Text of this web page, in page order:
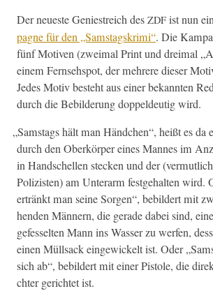
Der neueste Geniestre­ich des ZDF ist nun
pagne für den „Sam­stagskri­mi“. Die
fünf Motiv­en (zweimal Print und dreimal
einem Fernsehspot, der mehrere dieser
Jedes Motiv beste­ht aus ein­er bekan­nten
durch die Bebilderung dop­peldeutig wird.
„Sam­stags hält man Händ­chen“, heißt es da
durch den Oberkör­p­er eines Mannes im
in Hand­schellen steck­en und der
Polizis­ten) am Unter­arm fest­ge­hal­ten wird.
ertränkt man seine Sor­gen“, bebildert mit
hen­den Män­nern, die ger­ade dabei sind,
gefes­sel­ten Mann ins Wass­er zu wer­fen,
einen Müll­sack eingewick­elt ist. Oder
sich ab“, bebildert mit ein­er Pis­tole, die
chter gerichtet ist.